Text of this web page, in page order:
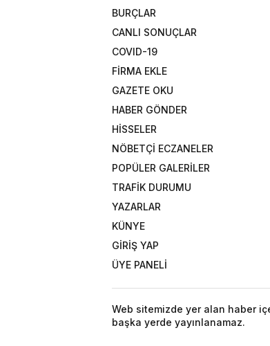
BURÇLAR
CANLI SONUÇLAR
COVID-19
FİRMA EKLE
GAZETE OKU
HABER GÖNDER
HİSSELER
NÖBETÇİ ECZANELER
POPÜLER GALERİLER
TRAFİK DURUMU
YAZARLAR
KÜNYE
GİRİŞ YAP
ÜYE PANELİ
Web sitemizde yer alan haber
başka yerde yayınlanamaz.